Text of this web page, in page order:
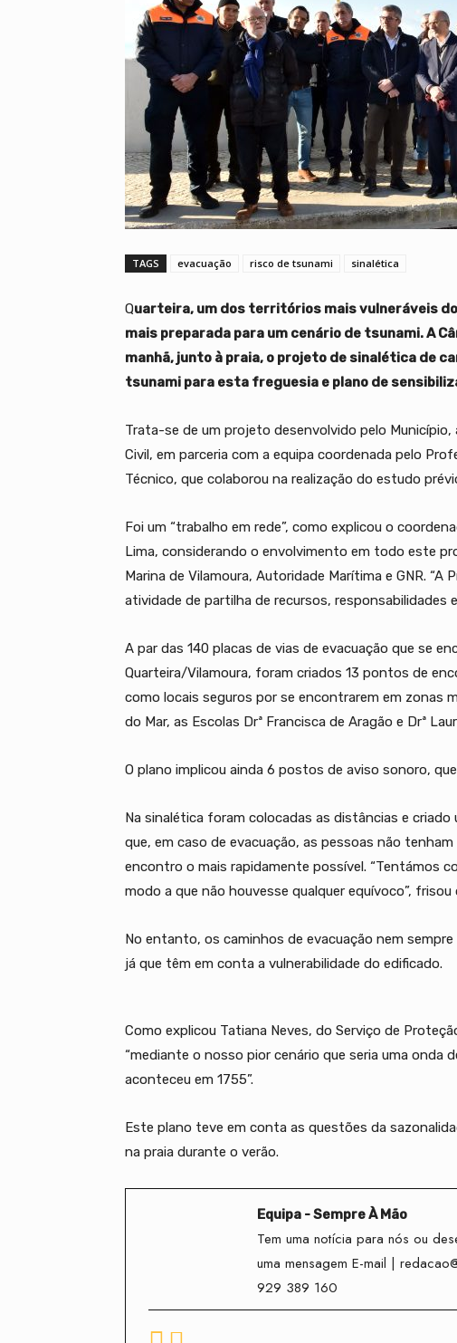
TAGS evacuação risco de tsunami sinalética
Quarteira, um dos territórios mais vulneráveis
mais preparada para um cenário de tsunami. A
manhã, junto à praia, o projeto de sinalética de
tsunami para esta freguesia e plano de
Trata-se de um projeto desenvolvido pelo
Civil, em parceria com a equipa coordenada pelo
Técnico, que colaborou na realização do estudo
Foi um “trabalho em rede”, como explicou o
Lima, considerando o envolvimento em todo este
Marina de Vilamoura, Autoridade Marítima e GNR.
atividade de partilha de recursos, responsabilidades e
A par das 140 placas de vias de evacuação que se
Quarteira/Vilamoura, foram criados 13 pontos de
como locais seguros por se encontrarem em zonas
do Mar, as Escolas Drª Francisca de Aragão e Drª
O plano implicou ainda 6 postos de aviso sonoro,
Na sinalética foram colocadas as distâncias e
que, em caso de evacuação, as pessoas não
encontro o mais rapidamente possível. “Tentámos
modo a que não houvesse qualquer equívoco”,
No entanto, os caminhos de evacuação nem
já que têm em conta a vulnerabilidade do edificado.
Como explicou Tatiana Neves, do Serviço de
“mediante o nosso pior cenário que seria uma onda
aconteceu em 1755”.
Este plano teve em conta as questões da
na praia durante o verão.
Equipa - Sempre À Mão
Tem uma notícia para nós ou
uma mensagem E-mail |
929 389 160